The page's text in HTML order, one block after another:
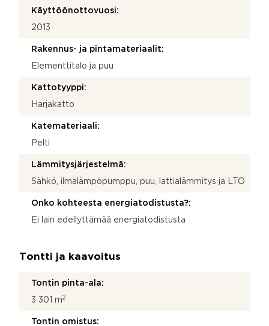
Käyttöönottovuosi:
2013
Rakennus- ja pintamateriaalit:
Elementtitalo ja puu
Kattotyyppi:
Harjakatto
Katemateriaali:
Pelti
Lämmitysjärjestelmä:
Sähkö, ilmalämpöpumppu, puu, lattialämmitys ja LTO
Onko kohteesta energiatodistusta?:
Ei lain edellyttämää energiatodistusta
Tontti ja kaavoitus
Tontin pinta-ala:
3 301 m2
Tontin omistus: